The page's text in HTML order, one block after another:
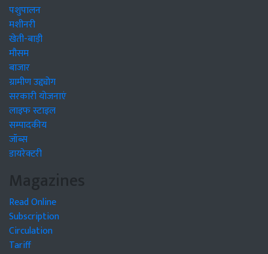
पशुपालन
मशीनरी
खेती-बाड़ी
मौसम
बाजार
ग्रामीण उद्द्योग
सरकारी योजनाएं
लाइफ स्टाइल
सम्पादकीय
जॉब्स
डायरेक्टरी
Magazines
Read Online
Subscription
Circulation
Tariff